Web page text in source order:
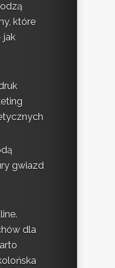
które
jak
gwiazd
dla